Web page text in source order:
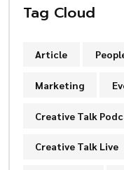
Tag Cloud
Article
Marketing
Creative Talk
Creative Talk Live